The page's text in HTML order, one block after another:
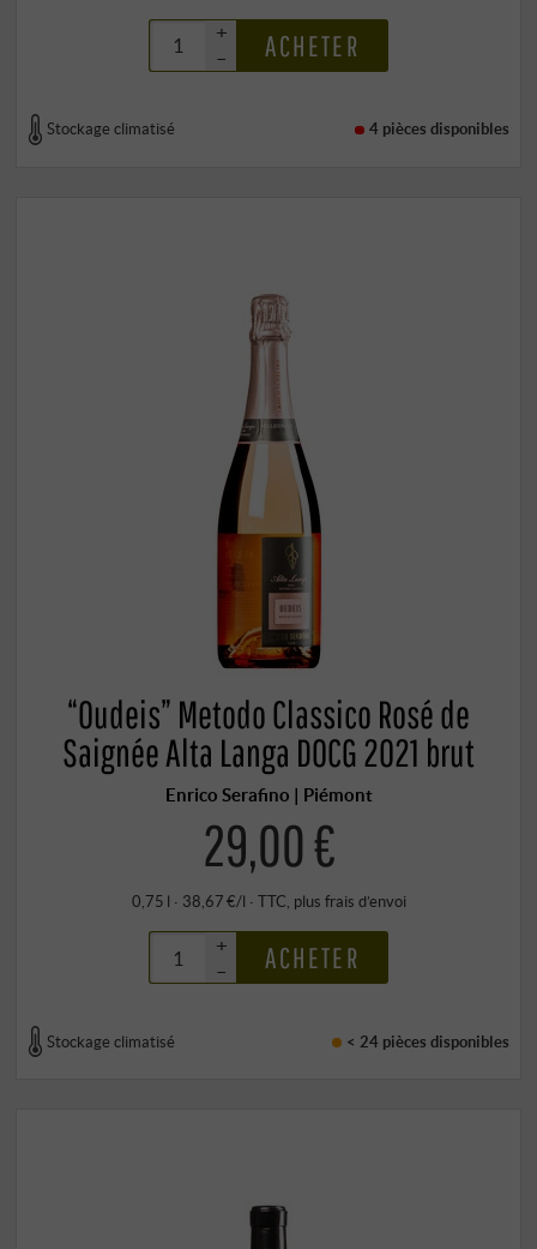
+
–
ACHETER
Stockage climatisé 4 pièces disponibles
“Oudeis” Metodo Classico Rosé de
Saignée Alta Langa DOCG 2021 brut
Enrico Serafino | Piémont
29,00 €
0,75 l · 38,67 €/l · TTC, plus frais d’envoi
+
–
ACHETER
Stockage climatisé < 24 pièces disponibles